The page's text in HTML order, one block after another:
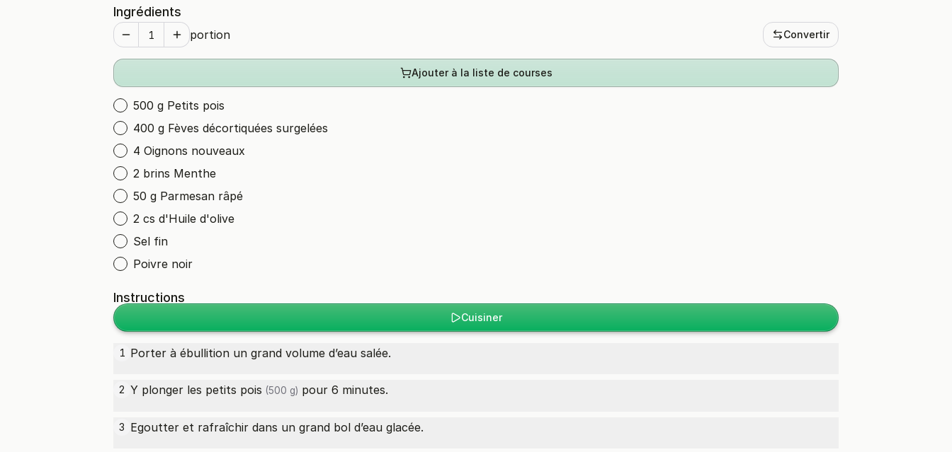
Ingrédients
portion Convertir
Ajouter à la liste de courses
500 g Petits pois
400 g Fèves décortiquées surgelées
4 Oignons nouveaux
2 brins Menthe
50 g Parmesan râpé
2 cs d'Huile d'olive
Sel fin
Poivre noir
Instructions
Cuisiner
1 Porter à ébullition un grand volume d’eau salée.
2 Y plonger les petits pois (500 g) pour 6 minutes.
3 Egoutter et rafraîchir dans un grand bol d’eau glacée.